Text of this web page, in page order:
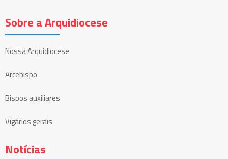
Sobre a Arquidiocese
Nossa Arquidiocese
Arcebispo
Bispos auxiliares
Vigários gerais
Notícias